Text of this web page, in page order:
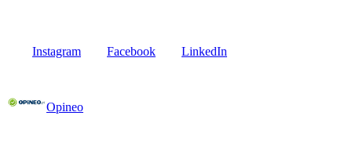
Instagram Facebook LinkedIn
Opineo